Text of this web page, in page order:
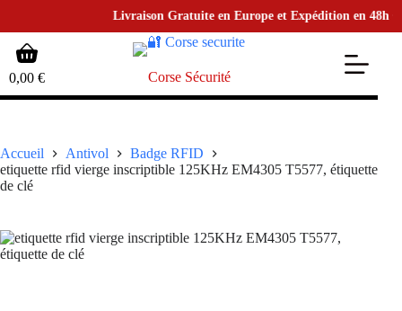
Livraison Gratuite en Europe et Expédition en 48h •
contenu
Panier
d’achat
0,00 € Corse Sécurité
Accueil Antivol
Badge RFID
etiquette rfid vierge inscriptible 125KHz EM4305 T5577, étiquette
de clé